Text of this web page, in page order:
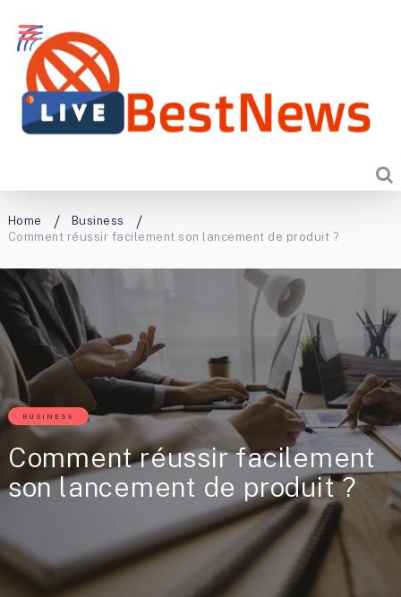
Home
Business
Comment réussir facilement son lancement de produit ?
BUSINESS
Comment réussir facilement
son lancement de produit ?